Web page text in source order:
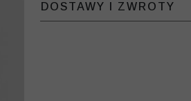
DOSTAWY I ZWROTY